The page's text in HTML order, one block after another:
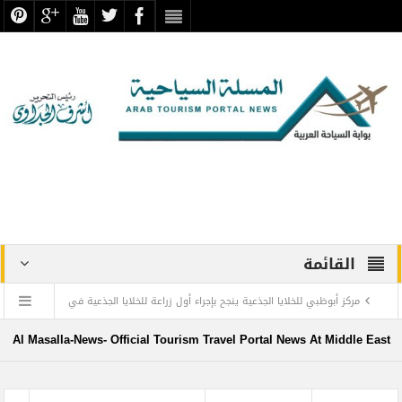
القائمة
مركز أبوظبي للخلايا الجذعية ينجح بإجراء أول زراعة للخلايا الجذعية في
المنطقة لمريضة تعاني من التصلب اللويحي
Al Masalla-News- Official Tourism Travel Portal News At Middle East